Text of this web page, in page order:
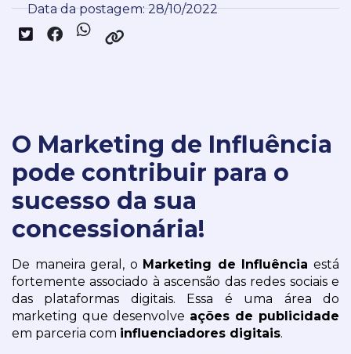
Data da postagem: 28/10/2022
O Marketing de Influência
pode contribuir para o
sucesso da sua
concessionária!
De maneira geral, o Marketing de Influência está
fortemente associado à ascensão das redes sociais e
das plataformas digitais. Essa é uma área do
marketing que desenvolve ações de publicidade
em parceria com influenciadores digitais.